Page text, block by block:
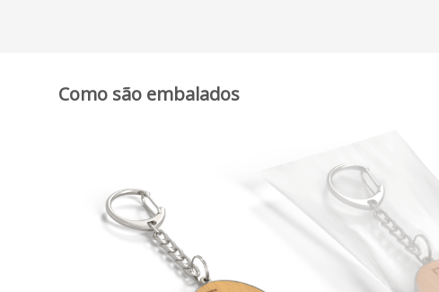
Como são embalados